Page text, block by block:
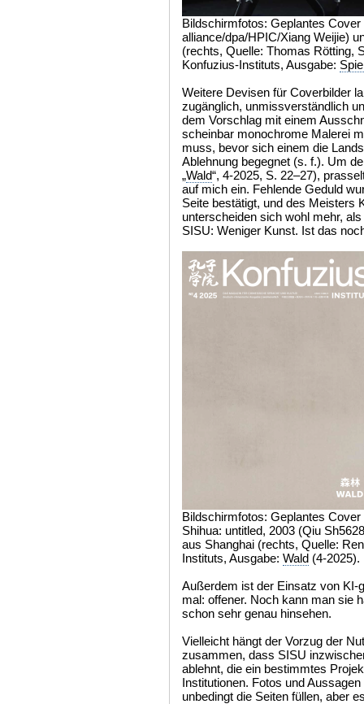
Bildschirmfotos: Geplantes
alliance/dpa/HPIC/Xiang Weijie)
(rechts, Quelle: Thomas Rötting,
Konfuzius-Instituts, Ausgabe:
Weitere Devisen für Coverbilder
zugänglich, unmissverständlich
dem Vorschlag mit einem
scheinbar monochrome Malerei
muss, bevor sich einem die
Ablehnung begegnet (s. f.). Um
„Wald“, 4-2025, S. 22–27),
auf mich ein. Fehlende Geduld
Seite bestätigt, und des Meisters
unterscheiden sich wohl mehr,
SISU: Weniger Kunst. Ist das
Bildschirmfotos: Geplantes
Shihua: untitled, 2003 (Qiu
aus Shanghai (rechts, Quelle:
Instituts, Ausgabe: Wald (4-2025).
Außerdem ist der Einsatz von KI-
mal: offener. Noch kann man sie
schon sehr genau hinsehen.
Vielleicht hängt der Vorzug der
zusammen, dass SISU
ablehnt, die ein bestimmtes
Institutionen. Fotos und
unbedingt die Seiten füllen, aber